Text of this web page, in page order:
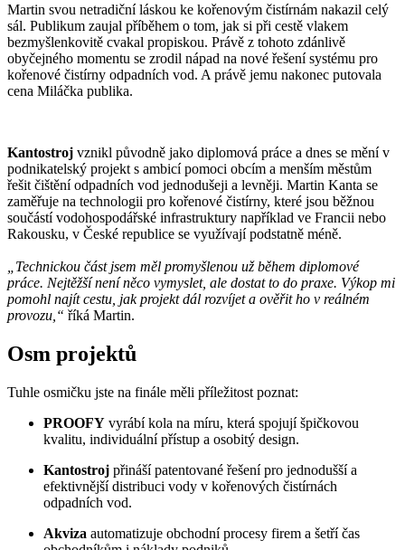
Martin svou netradiční láskou ke kořenovým čistírnám nakazil celý
sál. Publikum zaujal příběhem o tom, jak si při cestě vlakem
bezmyšlenkovitě cvakal propiskou. Právě z tohoto zdánlivě
obyčejného momentu se zrodil nápad na nové řešení systému pro
kořenové čistírny odpadních vod. A právě jemu nakonec putovala
cena Miláčka publika.
Kantostroj vznikl původně jako diplomová práce a dnes se mění v
podnikatelský projekt s ambicí pomoci obcím a menším městům
řešit čištění odpadních vod jednodušeji a levněji. Martin Kanta se
zaměřuje na technologii pro kořenové čistírny, které jsou běžnou
součástí vodohospodářské infrastruktury například ve Francii nebo
Rakousku, v České republice se využívají podstatně méně.
„Technickou část jsem měl promyšlenou už během diplomové
práce. Nejtěžší není něco vymyslet, ale dostat to do praxe. Výkop mi
pomohl najít cestu, jak projekt dál rozvíjet a ověřit ho v reálném
provozu,“ říká Martin.
Osm projektů
Tuhle osmičku jste na finále měli příležitost poznat:
PROOFY vyrábí kola na míru, která spojují špičkovou
kvalitu, individuální přístup a osobitý design.
Kantostroj přináší patentované řešení pro jednodušší a
efektivnější distribuci vody v kořenových čistírnách
odpadních vod.
Akviza automatizuje obchodní procesy firem a šetří čas